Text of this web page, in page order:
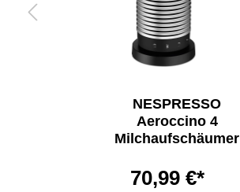
NESPRESSO
Aeroccino 4
Milchaufschäumer
70,99 €*